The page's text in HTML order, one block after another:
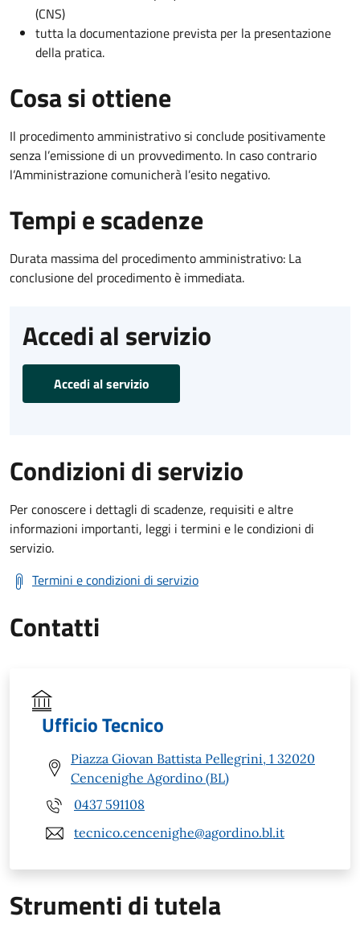
(CNS)
tutta la documentazione prevista per la presentazione
della pratica.
Cosa si ottiene
Il procedimento amministrativo si conclude positivamente
senza l’emissione di un provvedimento. In caso contrario
l’Amministrazione comunicherà l’esito negativo.
Tempi e scadenze
Durata massima del procedimento amministrativo: La
conclusione del procedimento è immediata.
Accedi al servizio
Accedi al servizio
Condizioni di servizio
Per conoscere i dettagli di scadenze, requisiti e altre
informazioni importanti, leggi i termini e le condizioni di
servizio.
Termini e condizioni di servizio
Contatti
Ufficio Tecnico
Piazza Giovan Battista Pellegrini, 1 32020
Cencenighe Agordino (BL)
0437 591108
tecnico.cencenighe@agordino.bl.it
Strumenti di tutela